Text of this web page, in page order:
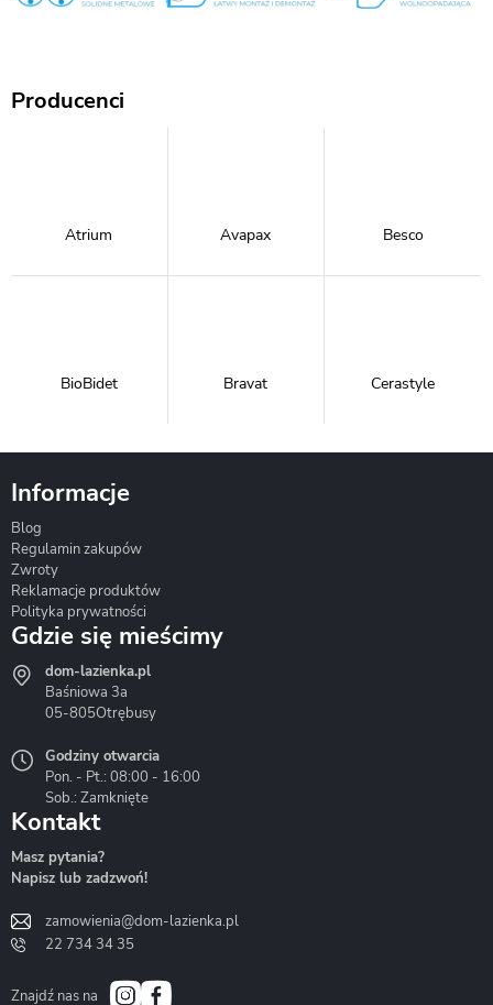
Producenci
Atrium Avapax Besco
BioBidet Bravat Cerastyle
Hydrostop
Liveno
Bath&Spa
Informacje
Blog
Regulamin zakupów
Zwroty
Reklamacje produktów
Polityka prywatności
Gdzie się mieścimy
dom-lazienka.pl
Baśniowa 3a
05-805Otrębusy
Godziny otwarcia
Pon. - Pt.: 08:00 - 16:00
Sob.: Zamknięte
Kontakt
Masz pytania?
Napisz lub zadzwoń!
zamowienia@dom-lazienka.pl
22 734 34 35
Znajdź nas na